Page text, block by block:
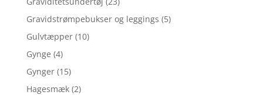
Gravidstrømpebukser og leggings (5)
Gulvtæpper (10)
Gynge (4)
Gynger (15)
Hagesmæk (2)